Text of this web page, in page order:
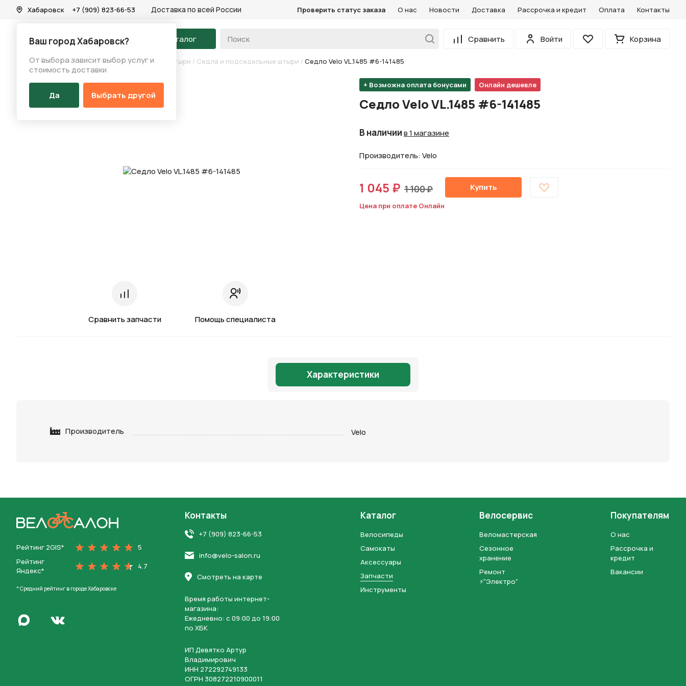
Хабаровск
Ваш город Хабаровск?
От выбора зависит выбор услуг и
стоимость доставки
Да Выбрать другой
+7 (909) 823-66-53 Доставка по всей России Проверить статус заказа О нас Новости Доставка Рассрочка и кредит Оплата Контакты
На главную Каталог Сравнить
Войти
Избранное Корзина
Каталог/Запчасти/Седла и подседельные штыри / Седла и подседельные штыри / Седло Velo VL.1485 #6-141485
Сравнить запчасти Помощь специалиста
+ Возможна оплата бонусами Онлайн дешевле
Седло Velo VL.1485 #6-141485
В наличиив 1 магазине
Производитель: Velo
1 045 ₽ 1 100 ₽ Купить
Цена при оплате Онлайн
Характеристики
Производитель Velo
Рейтинг 2GIS*
5
Рейтинг
Яндекс*
4.7
* Средний рейтинг в городе Хабаровске
Написать в MaxПерейти во Вконтакте
Контакты
+7 (909) 823-66-53
info@velo-salon.ru
Смотреть на карте
Время работы интернет-
магазина:
Ежедневно: c 09:00 до 19:00
по ХБК
ИП Девятко Артур
Владимирович
ИНН 272292749133
ОГРН 308272210900011
Каталог
Велосипеды
Самокаты
Аксессуары
Запчасти
Инструменты
Велосервис
Веломастерская
Сезонное
хранение
Ремонт
⚡"Электро"
Покупателям
О нас
Рассрочка и
кредит
Вакансии